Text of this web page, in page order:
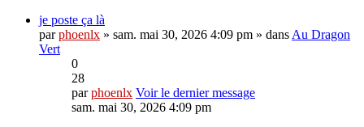
je poste ça là
parphoenlx » sam. mai 30, 2026 4:09 pm » dans Au Dragon
Vert
0
28
parphoenlx Voir le dernier message
sam. mai 30, 2026 4:09 pm